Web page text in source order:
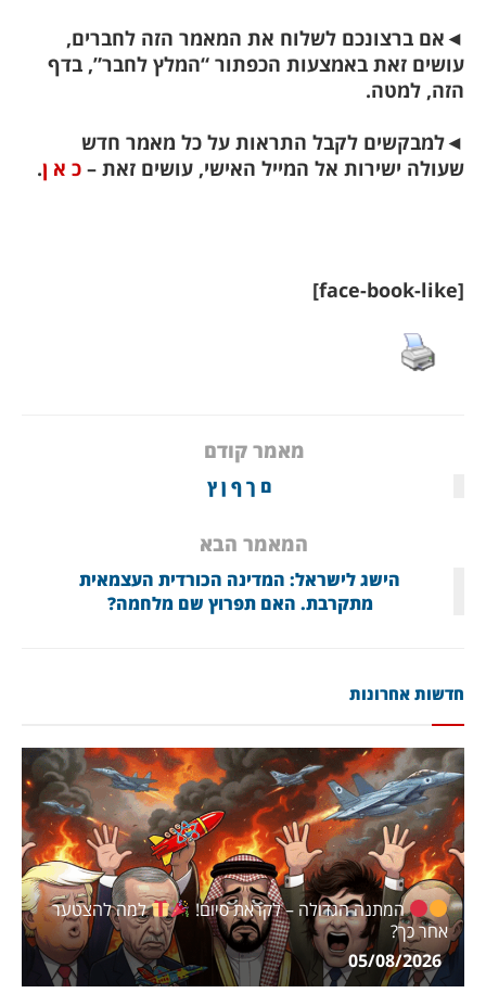
אם ברצונכם לשלוח את המאמר הזה לחברים,
זאת באמצעות הכפתור “המלץ לחבר”, בדף
למטה.
למבקשים לקבל התראות על כל מאמר חדש
ישירות אל המייל האישי, עושים זאת –כ א ן .
מאמר קודם
ם ך ף ן ץ
המאמר הבא
הישג לישראל: המדינה הכורדית העצמאית
מתקרבת. האם תפרוץ שם מלחמה?
אחרונות
המתנה הגדולה – לקראת סיום!
למה להצטער
אחר כך?